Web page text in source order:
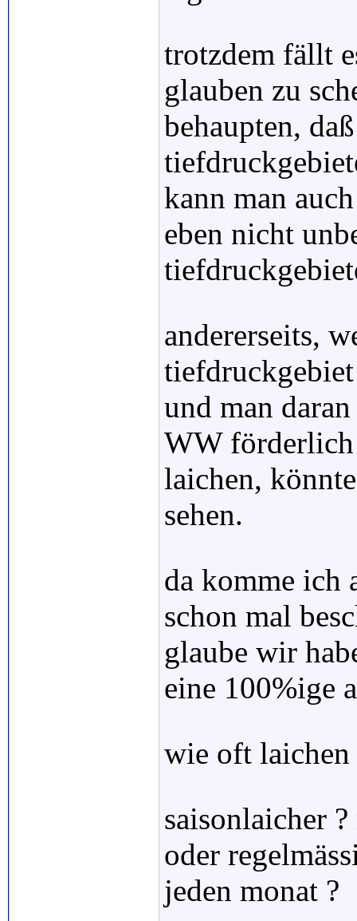
trotzdem fällt
glauben zu
behaupten,
kann man
eben nicht
andererseits,
und man
WW
laichen,
sehen.
da komme ich
schon mal
glaube wir
eine 100%ige
wie oft
saisonlaicher
oder
jeden monat ?